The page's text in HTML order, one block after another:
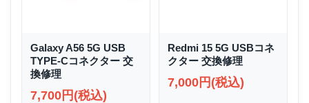
Galaxy A56 5G USB
TYPE-Cコネクター 交
換修理
7,700円(税込)
Redmi 15 5G USBコネ
クター 交換修理
7,000円(税込)